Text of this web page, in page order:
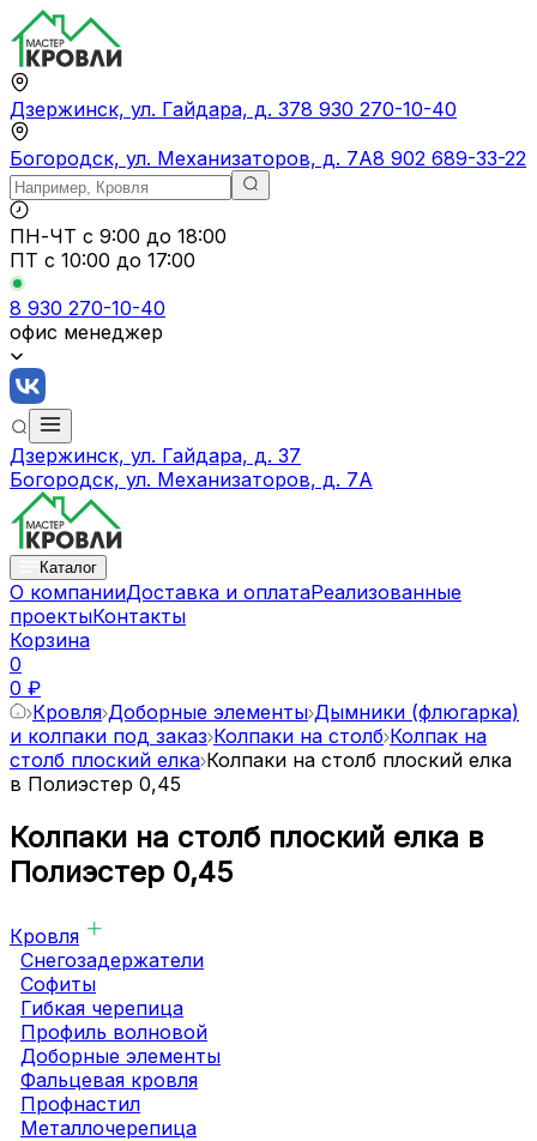
Дзержинск, ул. Гайдара, д. 378 930 270-10-40
Богородск, ул. Механизаторов, д. 7А8 902 689-33-22
ПН-ЧТ с 9:00 до 18:00
ПТ с 10:00 до 17:00
8 930 270-10-40
офис менеджер
Дзержинск, ул. Гайдара, д. 37
Богородск, ул. Механизаторов, д. 7А
Каталог
О компанииДоставка и оплатаРеализованные
проектыКонтакты
Корзина
0
0 ₽
Кровля Доборные элементы Дымники (флюгарка)
и колпаки под заказ Колпаки на столб Колпак на
столб плоский елка Колпаки на столб плоский елка
в Полиэстер 0,45
Колпаки на столб плоский елка в
Полиэстер 0,45
Кровля
Снегозадержатели
Софиты
Гибкая черепица
Профиль волновой
Доборные элементы
Фальцевая кровля
Профнастил
Металлочерепица